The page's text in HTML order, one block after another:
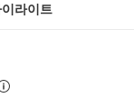
라이트